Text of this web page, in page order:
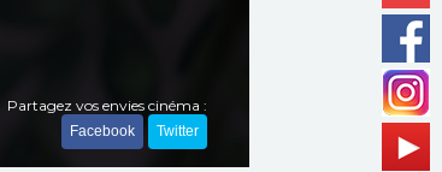
Partagez vos envies cinéma :
Facebook Twitter